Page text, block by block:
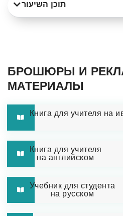
תוכן השיעור
БРОШЮРЫ И
МАТЕРИАЛЫ
Книга для учителя на
Книга для учителя
на английском
Учебник для студента
на русском